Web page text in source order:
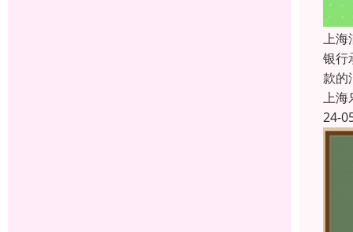
上海
银行
款的
上海
24-